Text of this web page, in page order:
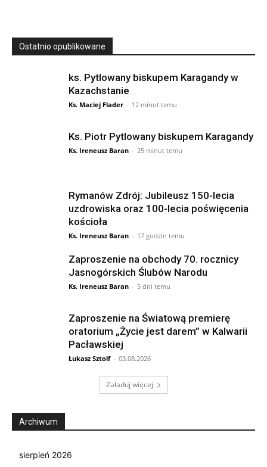
Ostatnio opublikowane
ks. Pytlowany biskupem Karagandy w
Kazachstanie
Ks. Maciej Flader - 12 minut temu
Ks. Piotr Pytlowany biskupem Karagandy
Ks. Ireneusz Baran - 25 minut temu
Rymanów Zdrój: Jubileusz 150-lecia
uzdrowiska oraz 100-lecia poświęcenia
kościoła
Ks. Ireneusz Baran - 17 godzin temu
Zaproszenie na obchody 70. rocznicy
Jasnogórskich Ślubów Narodu
Ks. Ireneusz Baran - 5 dni temu
Zaproszenie na Światową premierę
oratorium „Życie jest darem” w Kalwarii
Pacławskiej
Łukasz Sztolf - 03.08.2026
Załaduj więcej
Archiwum
sierpień 2026